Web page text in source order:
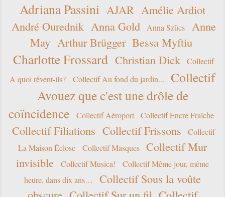
Adriana Passini AJAR Amélie Ardiot
André Ourednik Anna Gold Anna Szücs
Anne
May Arthur Brügger Bessa Myftiu
Charlotte Frossard Christian Dick
Collectif
A quoi rêvent-ils?
Collectif Au fond du jardin...
Collectif
Avouez que c'est une drôle de
coïncidence
Collectif Aéroport Collectif Encre Fraîche
Collectif Filiations Collectif Frissons
Collectif
La Maison Éclose
Collectif Masques
Collectif Mur
invisible
Collectif Musica!
Collectif Même jour, même
heure, dans dix ans…
Collectif Sous la voûte